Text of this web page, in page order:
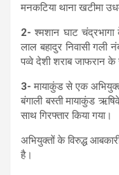
मनकटिया थाना खटीमा
2- श्मशान घाट
लाल बहादुर निवासी
पव्वे देशी शराब जाफरान के
3- मायाकुंड से एक अभियुक्त
बंगाली बस्ती मायाकुंड
साथ गिरफ्तार किया गया।
अभियुक्तों के विरुद्ध
है।